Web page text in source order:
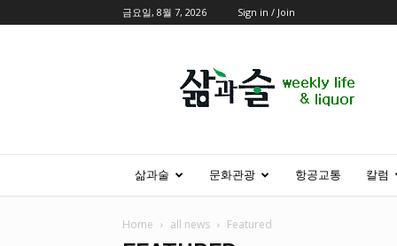
금요일, 8월 7, 2026 Sign in / Join
과
삶과술 문화관광 항공교통 칼럼
Home all news Featured